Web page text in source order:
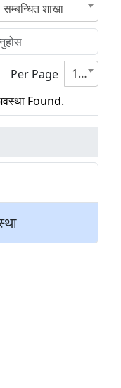
सम्बन्धित शाखा
Per Page
10
Found.